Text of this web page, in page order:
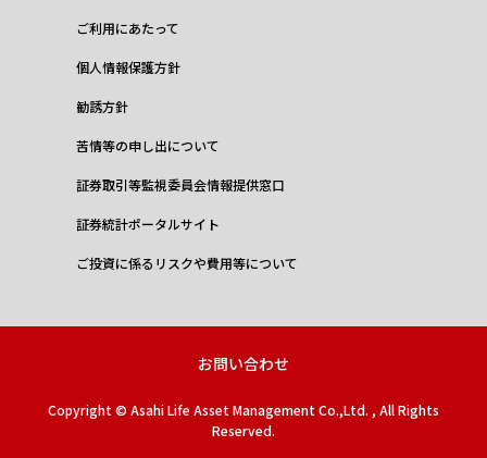
ご利用にあたって
個人情報保護方針
勧誘方針
苦情等の申し出について
証券取引等監視委員会情報提供窓口
証券統計ポータルサイト
ご投資に係るリスクや費用等について
Copyright © Asahi Life Asset Management Co.,Ltd. , All Rights
Reserved.
お問い合わせ